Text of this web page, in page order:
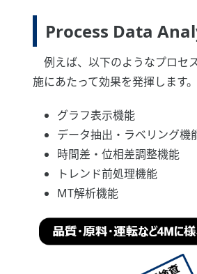
Process Data
例えば、以下のようなプロセ
施にあたって効果を発揮します。
グラフ表示機能
データ抽出・ラベリング機
時間差・位相差調整機能
トレンド前処理機能
MT解析機能